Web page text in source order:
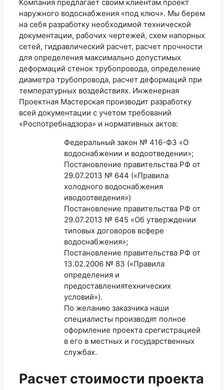
Компания предлагает своим клиентам проект
наружного водоснабжения «под ключ». Мы берем
на себя разработку необходимой технической
документации, рабочих чертежей, схем напорных
сетей, гидравлический расчет, расчет прочности
для определения максимально допустимых
деформаций стенок трубопровода, определение
диаметра трубопровода, расчет деформаций при
температурных воздействиях. Инженерная
Проектная Мастерская производит разработку
всей документации с учетом требований
«Роспотребнадзора» и нормативных актов:
Федеральный закон № 416-ФЗ «О
водоснабжении и водоотведении»;
Постановление правительства РФ от
29.07.2013 № 644 («Правила
холодного водоснабжения
иводоотведения»)
Постановление правительства РФ от
29.07.2013 № 645 «Об утверждении
типовых договоров всфере
водоснабжения»;
Постановление правительства РФ от
13.02.2006 № 83 («Правила
определения и
предоставлениятехнических
условий»).
По желанию заказчика наши
специалисты производят полное
оформление проекта срегистрацией
в его в местных и государственных
службах.
Расчет стоимости проекта